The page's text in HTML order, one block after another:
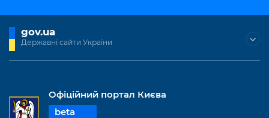
gov.ua
Державні сайти України
Офіційний портал Києва
beta